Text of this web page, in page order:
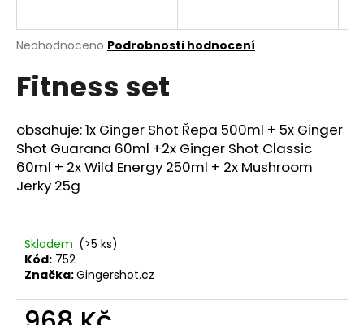
Průměrné
produktu
je
5
hvězdiček.
Neohodnoceno Podrobnosti hodnocení
Fitness set
obsahuje: 1x Ginger Shot Řepa 500ml + 5x Ginger
Shot Guarana 60ml +2x Ginger Shot Classic
60ml + 2x Wild Energy 250ml + 2x Mushroom
Jerky 25g
Skladem (>5 ks)
Kód: 752
Značka:Gingershot.cz
j
t
?
D
o
p
o